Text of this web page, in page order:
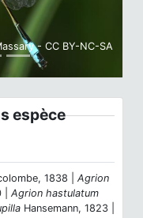
- CC BY-NC-SA
espèce
1838 | Agrion
| Agrion hastulatum
Hansemann, 1823 |